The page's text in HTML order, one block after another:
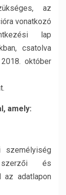
az
vonatkozó
lap
csatolva
október
amely:
személyiség
és
az adatlapon